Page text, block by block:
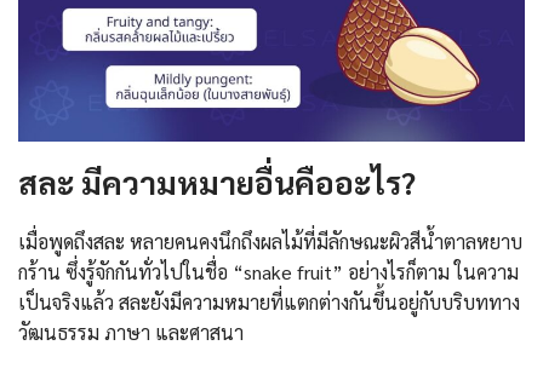
สละ มีความหมายอื่นคืออะไร?
เมื่อพูดถึงสละ หลายคนคงนึกถึงผลไม้ที่มีลักษณะผิวสีน้ำตาลหยาบ
กร้าน ซึ่งรู้จักกันทั่วไปในชื่อ “snake fruit” อย่างไรก็ตาม ในความ
เป็นจริงแล้ว สละยังมีความหมายที่แตกต่างกันขึ้นอยู่กับบริบททาง
วัฒนธรรม ภาษา และศาสนา